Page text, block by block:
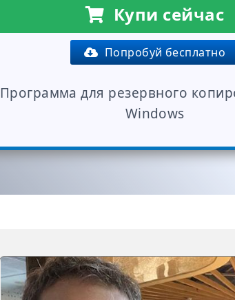
Купи сейчас
Попробуй бесплатно
Программа для резервного
Windows